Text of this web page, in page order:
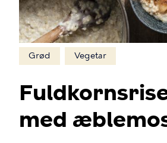
Grød Vegetar
med